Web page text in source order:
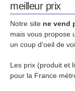
meilleur prix
Notre site ne vend
mais vous propose
un coup d'oeil de
Les prix (produit et
pour la France